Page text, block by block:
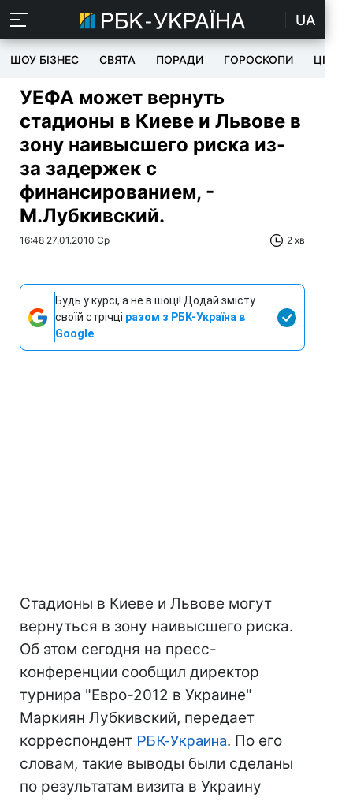
UA
ШОУ БІЗНЕС СВЯТА ПОРАДИ ГОРОСКОПИ ЦІКАВЕ
УЕФА может вернуть
стадионы в Киеве и Львове в
зону наивысшего риска из-
за задержек с
финансированием, -
М.Лубкивский.
16:48 27.01.2010 Ср 2 хв
Будь у курсі, а не в шоці! Додай змісту
своїй стрічці разом з РБК-Україна в
Google
Стадионы в Киеве и Львове могут
вернуться в зону наивысшего риска.
Об этом сегодня на пресс-
конференции сообщил директор
турнира "Евро-2012 в Украине"
Маркиян Лубкивский, передает
корреспондент РБК-Украина. По его
словам, такие выводы были сделаны
по результатам визита в Украину